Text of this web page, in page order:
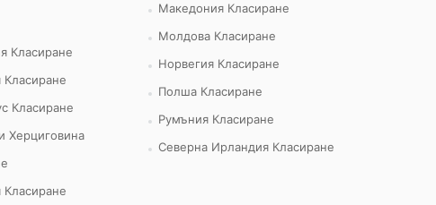
Класиране
Класиране
Класиране
Херциговина
Класиране
Македония Класиране
Молдова Класиране
Норвегия Класиране
Полша Класиране
Румъния Класиране
Северна Ирландия Класиране